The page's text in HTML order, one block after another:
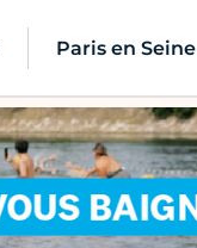
Paris en Seine